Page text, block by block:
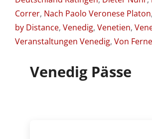
Correr, Nach Paolo Veronese Platon,
by Distance, Venedig, Venetien,
Veranstaltungen Venedig, Von
Venedig Pässe